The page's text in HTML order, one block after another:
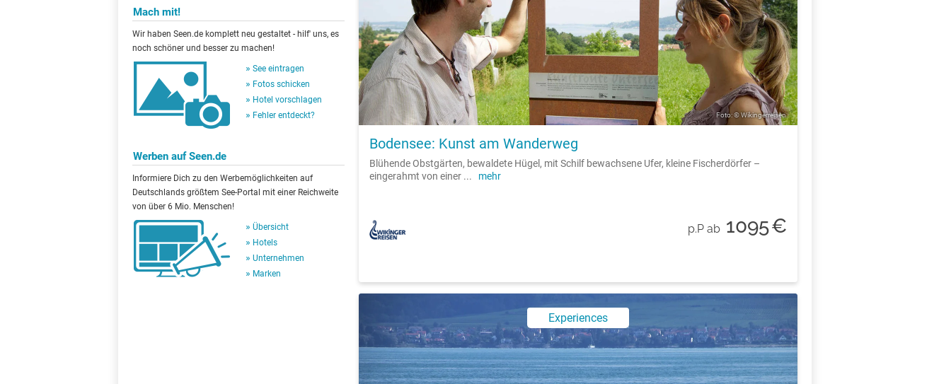
Mach mit!
Wir haben Seen.de komplett neu gestaltet - hilf' uns, es
noch schöner und besser zu machen!
See eintragen
Fotos schicken
Hotel vorschlagen
Fehler entdeckt?
Werben auf Seen.de
Informiere Dich zu den Werbemöglichkeiten auf
Deutschlands größtem See-Portal mit einer Reichweite
von über 6 Mio. Menschen!
Übersicht
Hotels
Unternehmen
Marken
Foto: © Wikingerreisen
Bodensee: Kunst am Wanderweg
Blühende Obstgärten, bewaldete Hügel, mit Schilf bewachsene Ufer, kleine Fischerdörfer –
eingerahmt von einer ... mehr
p.P ab 1095€
Experiences